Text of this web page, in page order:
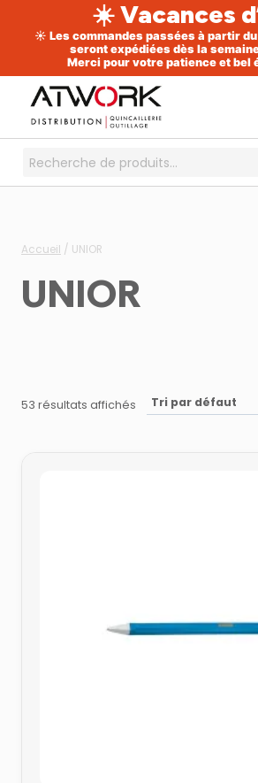
☀️ Vacances
☀️ Les commandes passées à partir
seront expédiées dès la
Merci pour votre patience et bel
contenu
Recherche
Accueil / UNIOR
UNIOR
53 résultats affichés